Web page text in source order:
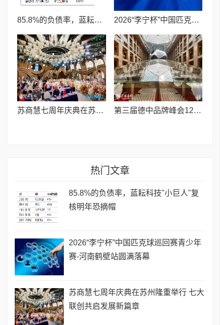
85.8%的负债率，蓝耘科技"小巨人"复核明年恐摘帽 2026“李宁杯”中国匹克球巡回赛青少年赛-河南鹤壁站圆满落幕
苏商慧七周年庆典在苏州隆重举行 七大联创共启发展新篇章 第三届德中品牌峰会12月将在柏林举办，聚焦人工智能时代品牌全球化发展
热门文章
85.8%的负债率，蓝耘科技"小巨人"复
核明年恐摘帽
2026“李宁杯”中国匹克球巡回赛青少年
赛-河南鹤壁站圆满落幕
苏商慧七周年庆典在苏州隆重举行 七大
联创共启发展新篇章